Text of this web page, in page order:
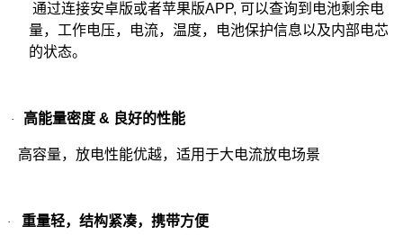
通过连接安卓版或者苹果版APP, 可以查询到电池剩余电
量，工作电压，电流，温度，电池保护信息以及内部电芯
的状态。
· 高能量密度 & 良好的性能
高容量，放电性能优越，适用于大电流放电场景
· 重量轻，结构紧凑，携带方便